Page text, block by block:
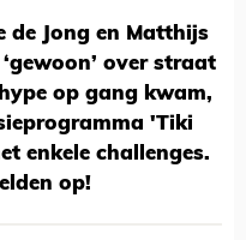
de Jong en Matthijs
over straat
op gang kwam,
'Tiki
enkele challenges.
op!